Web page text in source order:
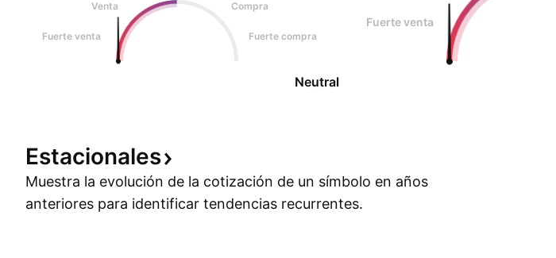
Venta
Compra
Fuerte venta Fuerte compra
Neutral
Fuerte venta
Estacionales
Muestra la evolución de la cotización de un símbolo en años
anteriores para identificar tendencias recurrentes.